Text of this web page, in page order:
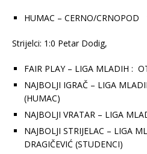
HUMAC – CERNO/
Strijelci: 1:0 Petar Dodig,
FAIR PLAY – LIGA MLADIH :
NAJBOLJI IGRAČ – LIGA
(HUMAC)
NAJBOLJI VRATAR – LIGA
NAJBOLJI STRIJELAC – LIGA
DRAGIČEVIĆ (STUDENCI)